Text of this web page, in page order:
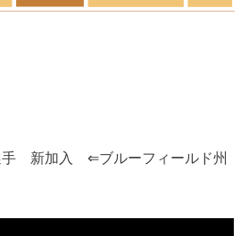
新加入 ⇐ブルーフィールド州